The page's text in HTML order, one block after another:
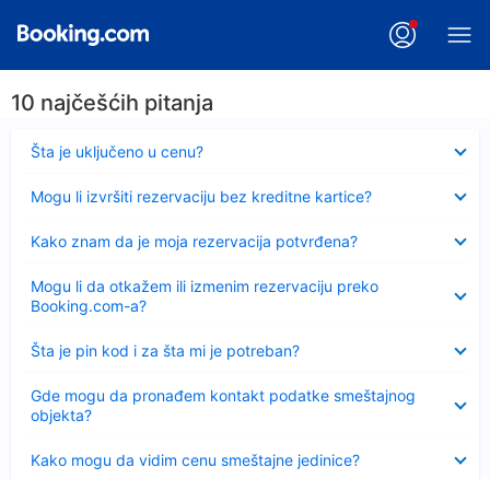
10 najčešćih pitanja
Šta je uključeno u cenu?
Sažeto
Mogu li izvršiti rezervaciju bez kreditne kartice?
Kako znam da je moja rezervacija potvrđena?
Mogu li da otkažem ili izmenim rezervaciju preko
Booking.com-a?
Šta je pin kod i za šta mi je potreban?
Sažeto
Gde mogu da pronađem kontakt podatke smeštajnog
objekta?
Kako mogu da vidim cenu smeštajne jedinice?